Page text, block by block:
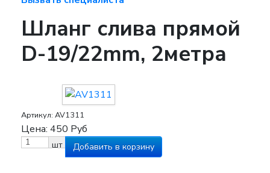
Шланг слива прямой
D-19/22mm, 2метра
Артикул: AV1311
Цена: 450 Руб
шт